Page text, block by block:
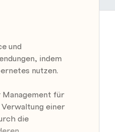
und
indem
nutzen.
Management für
einer
die